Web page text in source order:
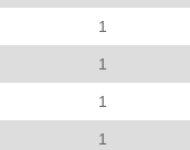
1
1
1
1